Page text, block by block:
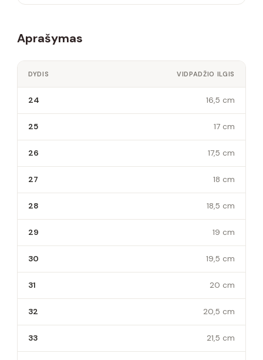
Aprašymas
DYDIS VIDPADŽIO ILGIS
24 16,5 cm
25 17 cm
26 17,5 cm
27 18 cm
28 18,5 cm
29 19 cm
30 19,5 cm
31 20 cm
32 20,5 cm
33 21,5 cm